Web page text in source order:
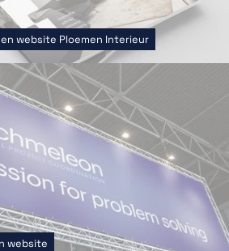
website Ploemen Interieur
website